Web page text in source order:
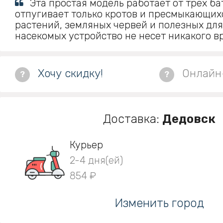
Эта простая модель работает от трех
отпугивает только кротов и
растений, земляных червей и полезных
насекомых устройство не несет никакого
? Хочу скидку! ?
Доставка: Дедовск
Курьер
2-4 дня(ей)
854 ₽
Изменить город